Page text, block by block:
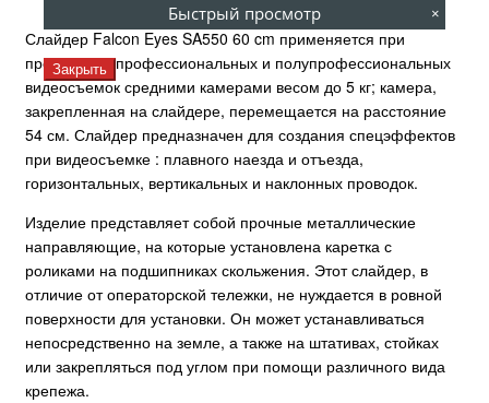
Слайдер Falcon Eyes SA550 60 cm применяется при
проведении профессиональных и полупрофессиональных
видеосъемок средними камерами весом до 5 кг; камера,
закрепленная на слайдере, перемещается на расстояние
54 см. Слайдер предназначен для создания спецэффектов
при видеосъемке : плавного наезда и отъезда,
горизонтальных, вертикальных и наклонных проводок.
Изделие представляет собой прочные металлические
направляющие, на которые установлена каретка с
роликами на подшипниках скольжения. Этот слайдер, в
отличие от операторской тележки, не нуждается в ровной
поверхности для установки. Он может устанавливаться
непосредственно на земле, а также на штативах, стойках
или закрепляться под углом при помощи различного вида
крепежа.
Быстрый просмотр ×
Закрыть